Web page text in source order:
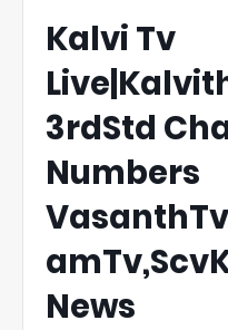
Kalvi Tv
3rdStd
Numbers
News